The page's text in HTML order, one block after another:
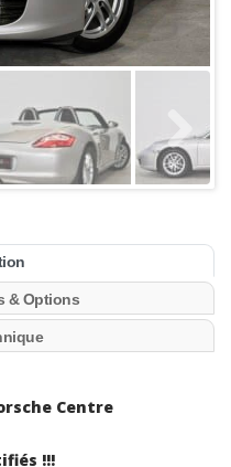
& Options
Centre
!!!